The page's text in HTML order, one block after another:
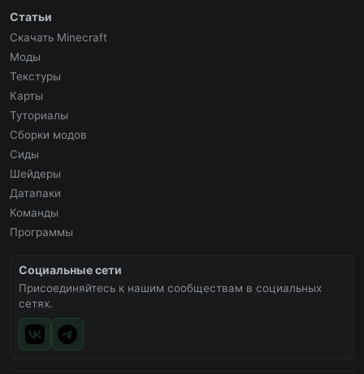
Статьи
Скачать Minecraft
Моды
Текстуры
Карты
Туториалы
Сборки модов
Сиды
Шейдеры
Датапаки
Команды
Программы
Социальные сети
Присоединяйтесь к нашим сообществам в социальных
сетях.